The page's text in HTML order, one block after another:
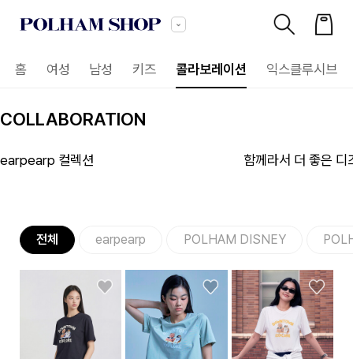
홈 여성 남성 키즈 콜라보레이션 익스클루시브
COLLABORATION
earpearp 컬렉션 함께라서 더 좋은 디
전체 earpearp POLHAM DISNEY